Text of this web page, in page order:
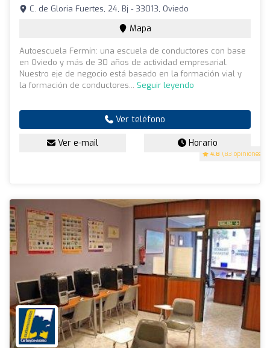
4.8 (83 opiniones)
C. de Gloria Fuertes, 24, Bj - 33013, Oviedo
Mapa
Autoescuela Fermín: una escuela de conductores con base
en Oviedo y más de 30 años de actividad empresarial.
Nuestro eje de negocio está basado en la formación vial y
la formación de conductores... Seguir leyendo
Ver teléfono
Ver e-mail Horario